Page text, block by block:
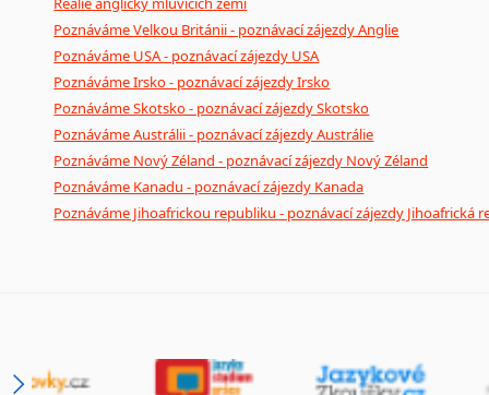
Poznáváme Velkou Británii - poznávací zájezdy Anglie
Poznáváme USA - poznávací zájezdy USA
Poznáváme Irsko - poznávací zájezdy Irsko
Poznáváme Skotsko - poznávací zájezdy Skotsko
Poznáváme Austrálii - poznávací zájezdy Austrálie
Poznáváme Nový Zéland - poznávací zájezdy Nový Zéland
Poznáváme Kanadu - poznávací zájezdy Kanada
Poznáváme Jihoafrickou republiku - poznávací zájezdy Jihoafrická